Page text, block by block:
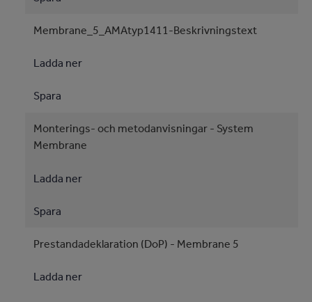
Membrane_5_AMAtyp1411-Beskrivningstext
Ladda ner
Spara
Monterings- och metodanvisningar - System
Membrane
Ladda ner
Spara
Prestandadeklaration (DoP) - Membrane 5
Ladda ner